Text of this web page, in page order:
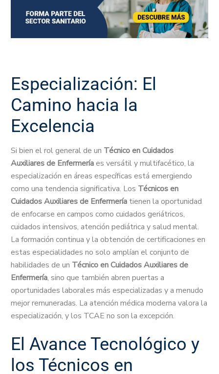
Especialización: El
Camino hacia la
Excelencia
Si bien el rol general de un Técnico en Cuidados
Auxiliares de Enfermeríaes versátil y multifacético, la
especialización en áreas específicas está emergiendo
como una tendencia significativa. Los Técnicos en
Cuidados Auxiliares de Enfermería tienen la oportunidad
de enfocarse en campos como cuidados geriátricos,
cuidados intensivos, atención pediátrica y salud mental.
La formación continua y la obtención de certificaciones en
estas especialidades no solo amplían el conjunto de
habilidades de un Técnico en Cuidados Auxiliares de
Enfermería, sino que también abren puertas a
oportunidades laborales más especializadas y a menudo
mejor remuneradas. La atención médica moderna valora la
especialización, y los TCAE no son la excepción.
El Avance Tecnológico y
los Técnicos en